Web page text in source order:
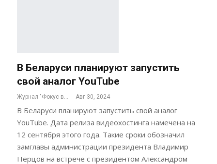
В Беларуси планируют запустить
свой аналог YouTube
Журнал "Фокус внимания" Авг 30, 2024
В Беларуси планируют запустить свой аналог
YouTube. Дата релиза видеохостинга намечена на
12 сентября этого года. Такие сроки обозначил
замглавы администрации президента Владимир
Перцов на встрече с президентом Александром